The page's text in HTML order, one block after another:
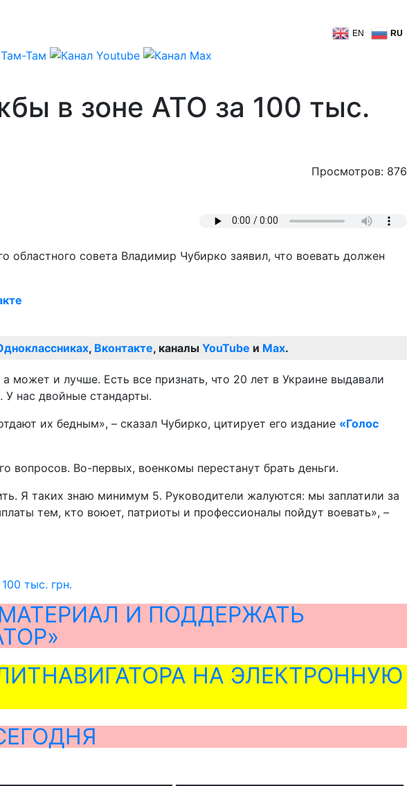
EN RU
в зоне АТО за 100 тыс.
Просмотров: 876
совета Владимир Чубирко заявил, что воевать должен
, Вконтакте, каналы YouTube и Max.
может и лучше. Есть все признать, что 20 лет в Украине выдавали
нас двойные стандарты.
их бедным», – сказал Чубирко, цитирует его издание «Голос
Во-первых, военкомы перестанут брать деньги.
Я таких знаю минимум 5. Руководители жалуются: мы заплатили за
тем, кто воюет, патриоты и профессионалы пойдут воевать», –
тыс. грн.
И ПОДДЕРЖАТЬ
НА ЭЛЕКТРОННУЮ